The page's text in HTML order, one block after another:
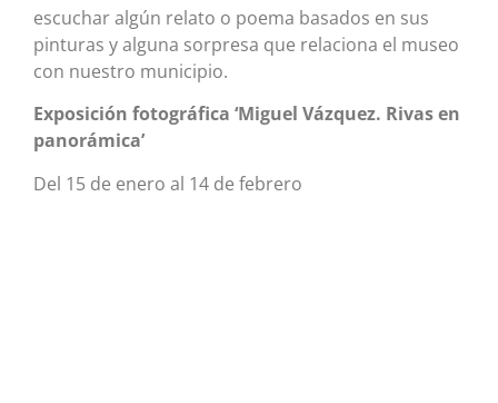
escuchar algún relato o poema basados en sus
pinturas y alguna sorpresa que relaciona el museo
con nuestro municipio.
Exposición fotográfica ‘Miguel Vázquez. Rivas en
panorámica’
Del 15 de enero al 14 de febrero